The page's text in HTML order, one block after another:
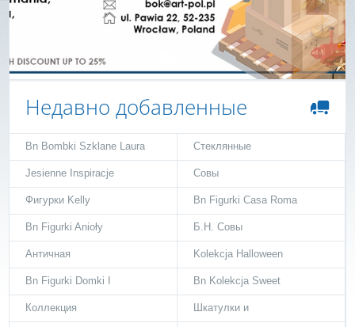
Недавно добавленные
Bn Bombki Szklane Laura Стеклянные
Jesienne Inspiracje Совы
Фигурки Kelly Bn Figurki Casa Roma
Bn Figurki Anioły Б.Н. Совы
Античная Kolekcja Halloween
Bn Figurki Domki I Bn Kolekcja Sweet
Коллекция Шкатулки и